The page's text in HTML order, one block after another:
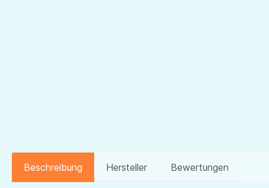
Beschreibung Hersteller Bewertungen